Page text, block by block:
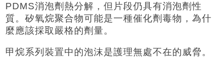
PDMS消泡劑熱分解，但片段仍具有消泡劑性
質。矽氧烷聚合物可能是一種催化劑毒物，為什
麼應該採取嚴格的劑量。
甲烷系列裝置中的泡沫是護理無處不在的威脅。